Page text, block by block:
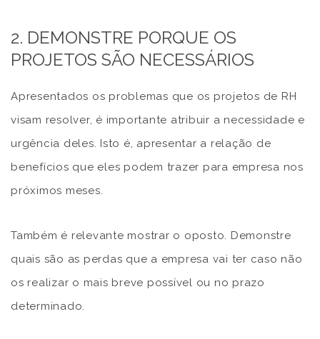
2. DEMONSTRE PORQUE OS
PROJETOS SÃO NECESSÁRIOS
Apresentados os problemas que os projetos de RH
visam resolver, é importante atribuir a necessidade e
urgência deles. Isto é, apresentar a relação de
benefícios que eles podem trazer para empresa nos
próximos meses.
Também é relevante mostrar o oposto. Demonstre
quais são as perdas que a empresa vai ter caso não
os realizar o mais breve possível ou no prazo
determinado.